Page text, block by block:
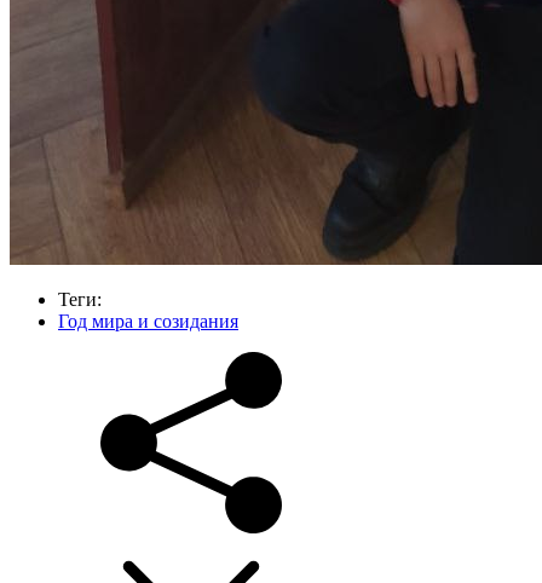
Теги:
Год мира и созидания